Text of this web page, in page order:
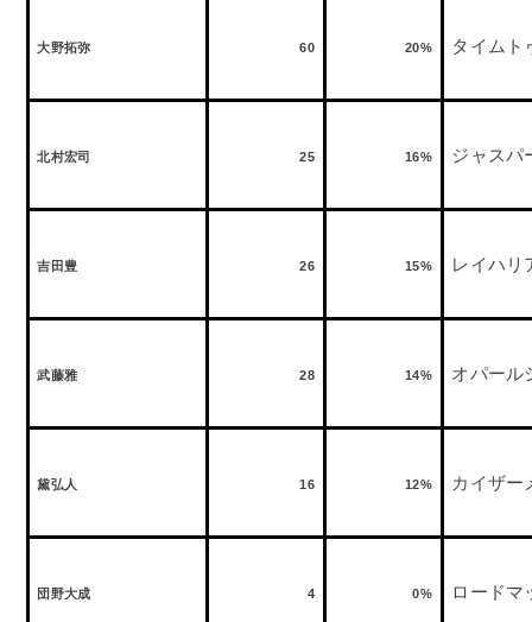
大野拓弥 60 20% タイムト
北村宏司 25 16% ジャスパ
吉田豊 26 15% レイハリ
武藤雅 28 14% オパール
黛弘人 16 12% カイザー
団野大成 4 0% ロードマ